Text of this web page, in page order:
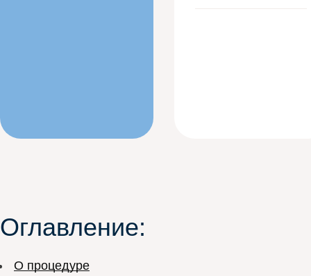
Оглавление:
О процедуре